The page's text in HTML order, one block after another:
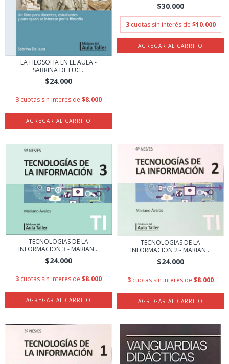
LA FILOSOFIA EN EL AULA -
SABRINA DE LUC...
$24.000
3 cuotas sin interés de $8.000
$30.000
3 cuotas sin interés de $10.000
TECNOLOGIAS DE LA
INFORMACION 3 - MARIAN...
$24.000
3 cuotas sin interés de $8.000
TECNOLOGIAS DE LA
INFORMACION 2 - MARIAN...
$24.000
3 cuotas sin interés de $8.000